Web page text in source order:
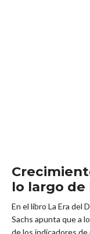
lo largo
En el libro La Era del
Sachs apunta que a
de los indicadores